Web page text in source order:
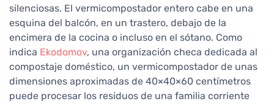
silenciosas. El vermicompostador entero cabe en una
esquina del balcón, en un trastero, debajo de la
encimera de la cocina o incluso en el sótano. Como
indica Ekodomov, una organización checa dedicada al
compostaje doméstico, un vermicompostador de unas
dimensiones aproximadas de 40×40×60 centímetros
puede procesar los residuos de una familia corriente